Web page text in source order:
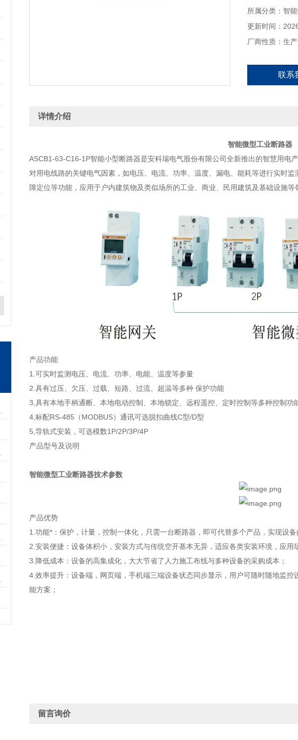
所属分类：智
更新时间：
厂商性质：生
联系
详情介绍
智能微型工业断路器
ASCB1-63-C16-1P智能小型断路器是安科瑞电气股份有限公司全新推出的智慧用电
对用电线路的关键电气因素，如电压、电流、功率、温度、漏电、能耗等进行实时
障定位等功能，应用于户内建筑物及类似场所的工业、商业、民用建筑及基础设施
产品功能
1.可实时监测电压、电流、功率、电能、温度等参量
2.具有过压、欠压、过载、短路、过流、超温等多种 保护功能
3,具有本地手柄通断、本地电动控制、本地锁定、远程遥控、定时控制等多种控制功
4,标配RS-485（MODBUS）通讯可选脱扣曲线C型/D型
5,导轨式安装，可选模数1P/2P/3P/4P
产品型号及说明
智能微型工业断路器技术参数
产品优势
1.功能*：保护，计量，控制一体化，只需一台断路器，即可代替多个产品，实现设
2.安装便捷：设备体积小，安装方式与传统空开基本无异，适应各类安装环境，应用
3.降低成本：设备的高集成化，大大节省了人力施工布线与多种设备的采购成本；
4.效率提升：设备端，网页端，手机端三端设备状态同步显示，用户可随时随地监
能方案；
留言询价